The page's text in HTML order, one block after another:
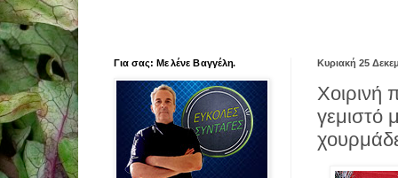
Κυριακή 25
Χοιρινή
γεμιστό
Για σας: Με λένε Βαγγέλη.